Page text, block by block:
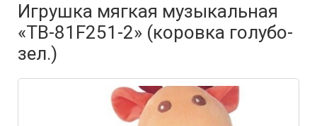
+375 17315-37-77
Игрушка мягкая музыкальная
«ТВ-81F251-2» (коровка голубо-
зел.)